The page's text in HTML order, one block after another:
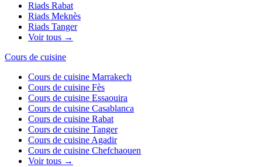
Riads Rabat
Riads Meknès
Riads Tanger
Voir tous →
Cours de cuisine
Cours de cuisine Marrakech
Cours de cuisine Fès
Cours de cuisine Essaouira
Cours de cuisine Casablanca
Cours de cuisine Rabat
Cours de cuisine Tanger
Cours de cuisine Agadir
Cours de cuisine Chefchaouen
Voir tous →